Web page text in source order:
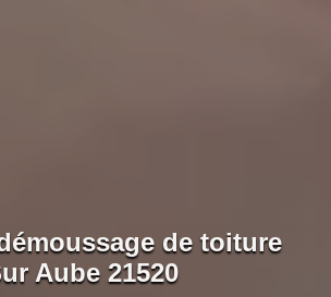
de toiture
Aube 21520